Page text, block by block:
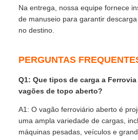
Na entrega, nossa equipe fornece
de manuseio para garantir
no destino.
PERGUNTAS
Q1: Que tipos de carga a
vagões de topo aberto?
A1: O vagão ferroviário aberto é
uma ampla variedade de cargas,
máquinas pesadas, veículos e